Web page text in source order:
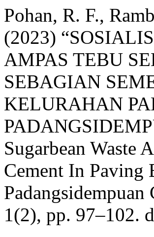
Pohan, R. F.,
(2023)
AMPAS TEBU
SEBAGIAN
KELURAHAN
Sugarbean Waste
Cement In
Padangsidempuan
1(2), pp. 97–102.